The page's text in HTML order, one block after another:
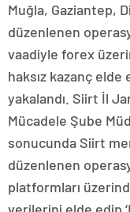
Muğla, Gaziantep,
düzenlenen
vaadiyle forex
haksız kazanç
yakalandı. Siirt İl
Mücadele Şube
sonucunda Siirt
düzenlenen
platformları